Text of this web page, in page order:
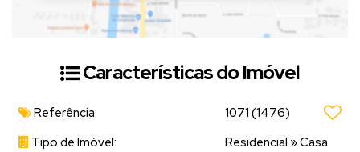
Características do Imóvel
Referência: 1071 (1476)
Tipo de Imóvel:
Residencial »Casa